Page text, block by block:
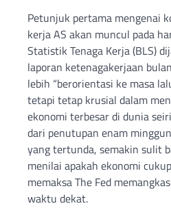
Petunjuk pertama mengenai
kerja AS akan muncul pada
Statistik Tenaga Kerja (BLS)
laporan ketenagakerjaan
lebih “berorientasi ke masa
tetapi tetap krusial dalam
ekonomi terbesar di dunia
dari penutupan enam
yang tertunda, semakin sulit
menilai apakah ekonomi
memaksa The Fed
waktu dekat.